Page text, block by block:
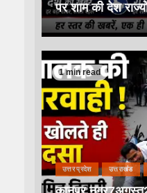
पर शाम की देश
1 min read
उत्तर प्रदेश उत्तराखंड